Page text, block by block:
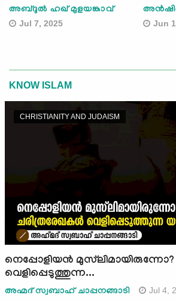
അബ്ദുല്‍ ഹഖ് മുളയങ്കാവ്
Jul 7, 2025 Jun
KNOW ISLAM
CHRISTIANITY AND JUDAISM
നെപ്പോളിയൻ മുസ്‌ലിമായിരുന്നോ?
വെളിപ്പെടുത്തുന്ന...
അഹ്മദ് സ്വബാഹ് ചാപ്പനങ്ങാടി Jul 4,